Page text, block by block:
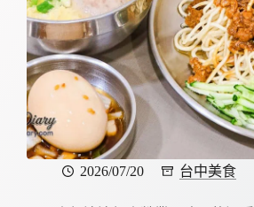
2026/07/20 台中美食